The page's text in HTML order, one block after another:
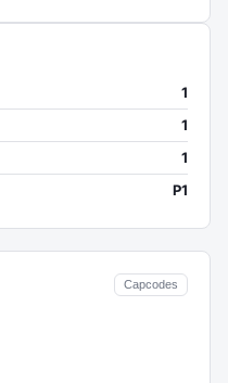
Capcodes
1
1
1
P1